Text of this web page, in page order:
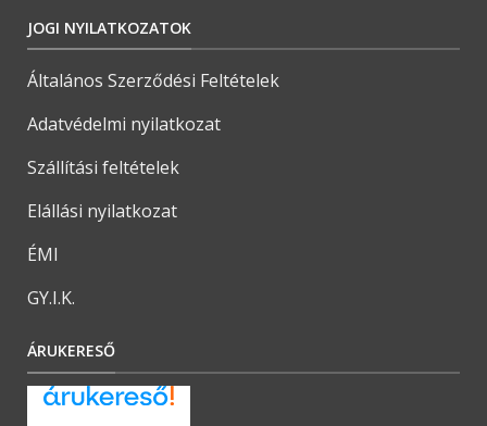
JOGI NYILATKOZATOK
Általános Szerződési Feltételek
Adatvédelmi nyilatkozat
Szállítási feltételek
Elállási nyilatkozat
ÉMI
GY.I.K.
ÁRUKERESŐ